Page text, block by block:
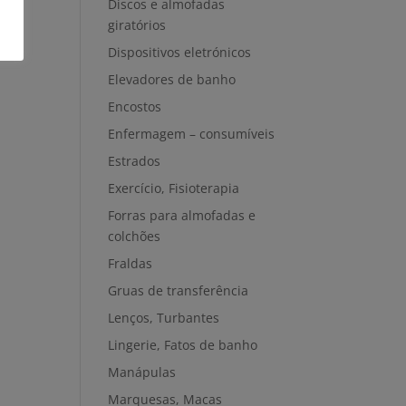
Discos e almofadas
giratórios
Dispositivos eletrónicos
Elevadores de banho
Encostos
Enfermagem – consumíveis
Estrados
Exercício, Fisioterapia
Forras para almofadas e
colchões
Fraldas
Gruas de transferência
Lenços, Turbantes
Lingerie, Fatos de banho
Manápulas
Marquesas, Macas